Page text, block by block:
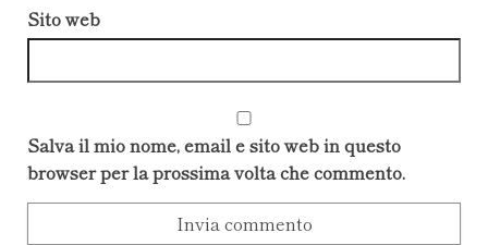
Sito web
Salva il mio nome, email e sito web in questo
browser per la prossima volta che commento.